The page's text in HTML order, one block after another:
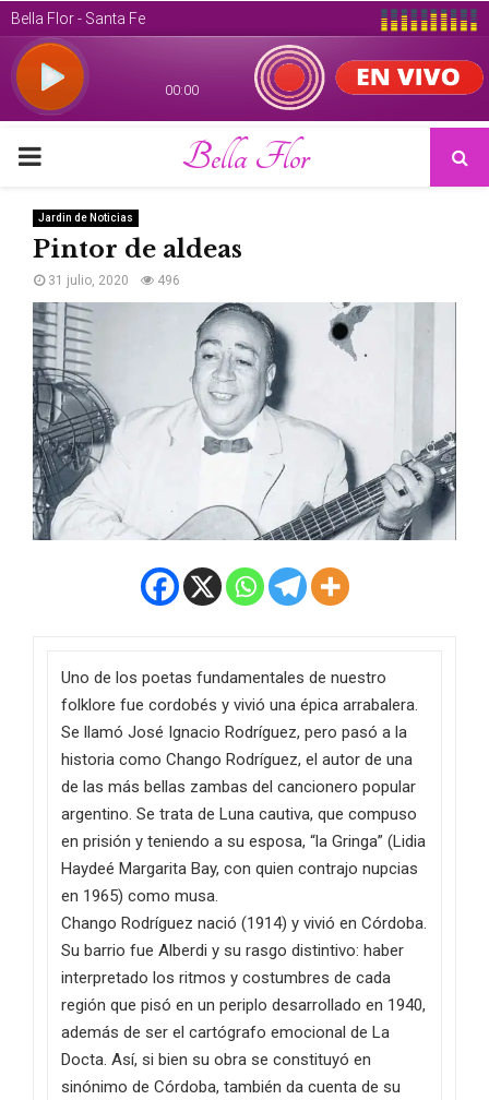
PRIMARY
MENU
Bella Flor
Jardin de Noticias
Pintor de aldeas
31 julio, 2020 496
Uno de los poetas fundamentales de nuestro
folklore fue cordobés y vivió una épica arrabalera.
Se llamó José Ignacio Rodríguez, pero pasó a la
historia como Chango Rodríguez, el autor de una
de las más bellas zambas del cancionero popular
argentino. Se trata de Luna cautiva, que compuso
en prisión y teniendo a su esposa, “la Gringa” (Lidia
Haydeé Margarita Bay, con quien contrajo nupcias
en 1965) como musa.
Chango Rodríguez nació (1914) y vivió en Córdoba.
Su barrio fue Alberdi y su rasgo distintivo: haber
interpretado los ritmos y costumbres de cada
región que pisó en un periplo desarrollado en 1940,
además de ser el cartógrafo emocional de La
Docta. Así, si bien su obra se constituyó en
sinónimo de Córdoba, también da cuenta de su